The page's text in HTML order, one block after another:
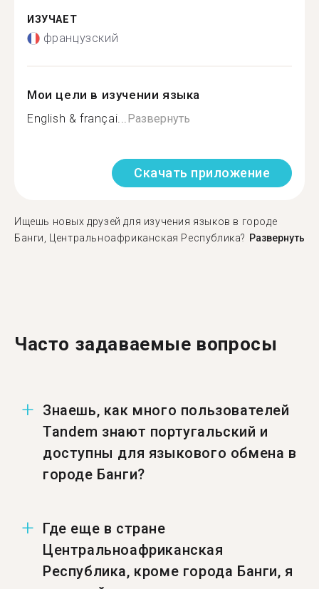
ИЗУЧАЕТ
французский
Мои цели в изучении языка
English & françai...Развернуть
Скачать приложение
Ищешь новых друзей для изучения языков в городе
Банги, Центральноафриканская Республика? Развернуть
Часто задаваемые вопросы
Знаешь, как много пользователей
Tandem знают португальский и
доступны для языкового обмена в
городе Банги?
знающих португальский и доступных для
языкового обмена — 2.
Где еще в стране
Центральноафриканская
Республика, кроме города Банги, я